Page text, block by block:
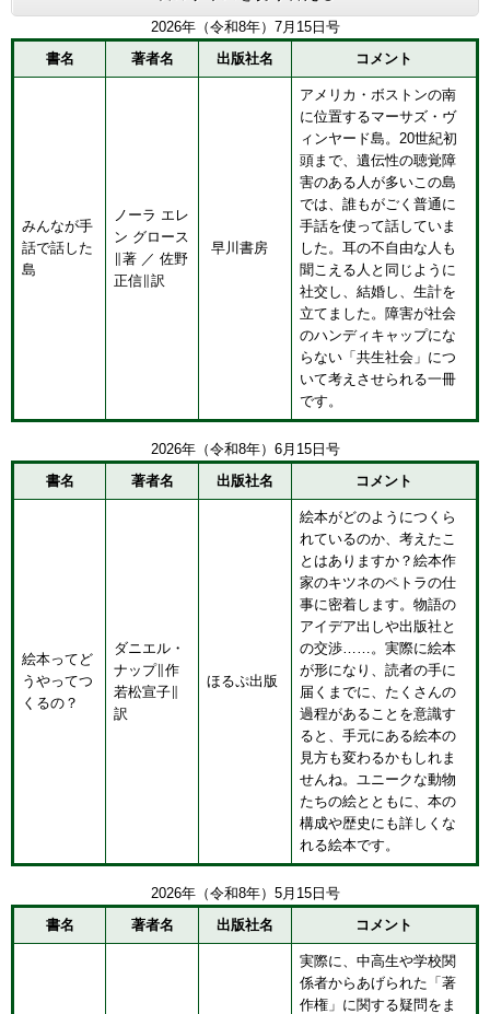
2026年（令和8年）7月15日号
書名
著者名 出版社名 コメント
みんなが手
話で話した
島
ノーラ エレ
ン グロース
∥著 ／ 佐野
正信∥訳
早川書房
アメリカ・ボストンの南
に位置するマーサズ・ヴ
ィンヤード島。20世紀初
頭まで、遺伝性の聴覚障
害のある人が多いこの島
では、誰もがごく普通に
手話を使って話していま
した。耳の不自由な人も
聞こえる人と同じように
社交し、結婚し、生計を
立てました。障害が社会
のハンディキャップにな
らない「共生社会」につ
いて考えさせられる一冊
です。
2026年（令和8年）6月15日号
書名
著者名 出版社名 コメント
絵本ってど
うやってつ
くるの？
ダニエル・
ナップ∥作
若松宣子∥
訳
ほるぷ出版
絵本がどのようにつくら
れているのか、考えたこ
とはありますか？絵本作
家のキツネのペトラの仕
事に密着します。物語の
アイデア出しや出版社と
の交渉……。実際に絵本
が形になり、読者の手に
届くまでに、たくさんの
過程があることを意識す
ると、手元にある絵本の
見方も変わるかもしれま
せんね。ユニークな動物
たちの絵とともに、本の
構成や歴史にも詳しくな
れる絵本です。
2026年（令和8年）5月15日号
書名
著者名 出版社名 コメント
実際に、中高生や学校関
係者からあげられた「著
作権」に関する疑問をま